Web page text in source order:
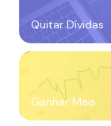
Quitar Dívidas
Ganhar Mais